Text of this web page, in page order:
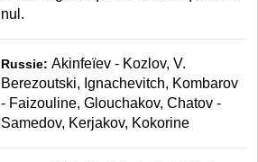
nul.
Russie: Akinfeïev - Kozlov, V.
Berezoutski, Ignachevitch, Kombarov
- Faizouline, Glouchakov, Chatov -
Samedov, Kerjakov, Kokorine